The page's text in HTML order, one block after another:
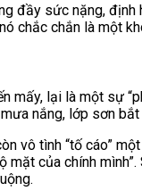
đầy sức nặng,
chắc chắn là một
lại là một sự
nắng, lớp sơn
vô tình “tố cáo”
của chính